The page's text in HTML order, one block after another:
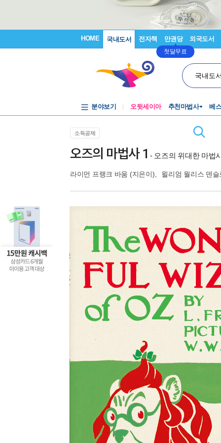
HOME 국내도서 전자책 만권당
첫달무료
외국도서
국내도
분야보기 오뒷세이아 추천마법사 베
소득공제
오즈의 마법사 1 - 오즈의 위대한 마법
라이먼 프랭크 바움 (지은이), 윌리엄 월리스 덴슬